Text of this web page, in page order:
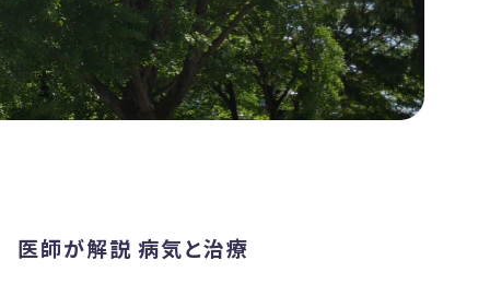
医師が解説 病気と治療